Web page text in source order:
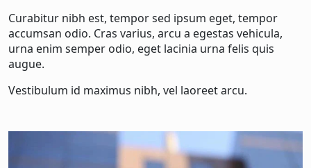
Curabitur nibh est, tempor sed ipsum eget, tempor
accumsan odio. Cras varius, arcu a egestas vehicula,
urna enim semper odio, eget lacinia urna felis quis
augue.
Vestibulum id maximus nibh, vel laoreet arcu.